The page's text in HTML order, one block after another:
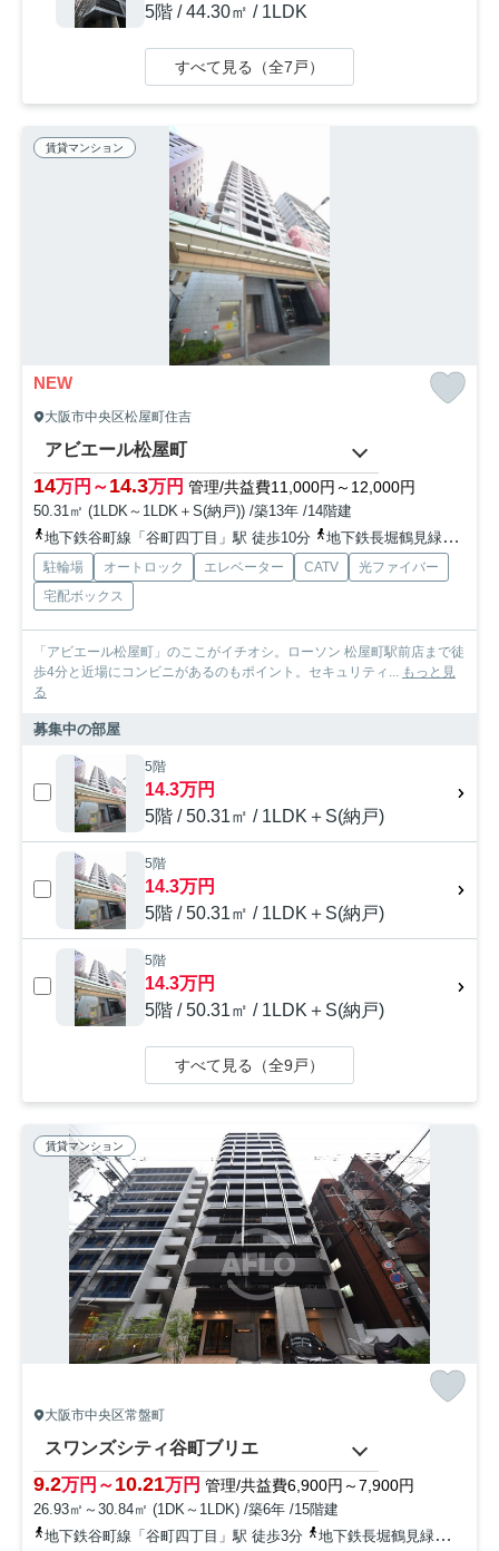
5階 / 44.30㎡ / 1LDK
すべて見る（全7戸）
賃貸マンション
NEW
大阪市中央区松屋町住吉
アビエール松屋町
14万円～14.3万円 管理/共益費11,000円～12,000円
50.31㎡ (1LDK～1LDK＋S(納戸)) /築13年 /14階建
地下鉄谷町線「谷町四丁目」駅 徒歩10分
地下鉄長堀鶴見緑地「松屋町」駅 徒歩3分
駐輪場 オートロック エレベーター CATV
光ファイバー
宅配ボックス
「アビエール松屋町」のここがイチオシ。ローソン 松屋町駅前店まで徒
歩4分と近場にコンビニがあるのもポイント。セキュリティ...
もっと見
る
募集中の部屋
5階
14.3万円
5階 / 50.31㎡ / 1LDK＋S(納戸)
5階
14.3万円
5階 / 50.31㎡ / 1LDK＋S(納戸)
5階
14.3万円
5階 / 50.31㎡ / 1LDK＋S(納戸)
すべて見る（全9戸）
賃貸マンション
大阪市中央区常盤町
スワンズシティ谷町ブリエ
9.2万円～10.21万円 管理/共益費6,900円～7,900円
26.93㎡～30.84㎡ (1DK～1LDK) /築6年 /15階建
地下鉄谷町線「谷町四丁目」駅 徒歩3分
地下鉄長堀鶴見緑地「谷町六丁目」駅 徒歩10分